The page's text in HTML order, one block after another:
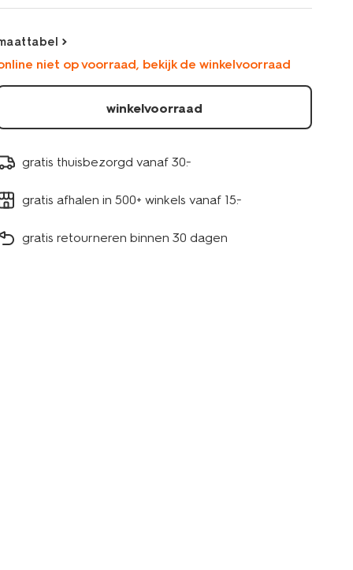
niet op voorraad, bekijk de winkelvoorraad
winkelvoorraad
gratis thuisbezorgd vanaf 30.-
gratis afhalen in 500+ winkels vanaf 15.-
gratis retourneren binnen 30 dagen